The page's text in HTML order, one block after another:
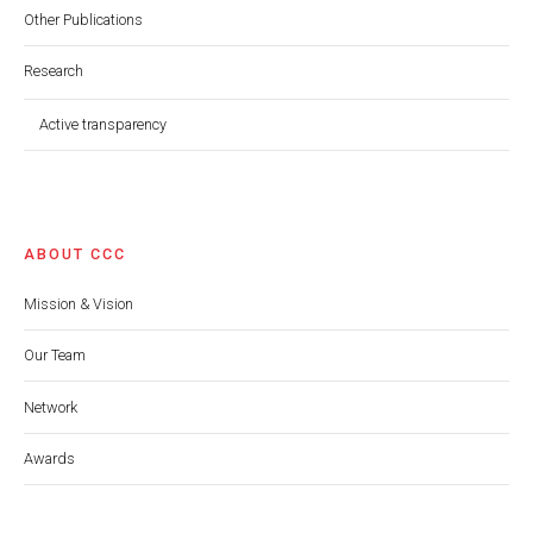
Other Publications
Research
Active transparency
ABOUT CCC
Mission & Vision
Our Team
Network
Awards